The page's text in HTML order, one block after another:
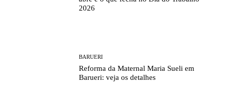
2026
BARUERI
Reforma da Maternal Maria Sueli em
Barueri: veja os detalhes